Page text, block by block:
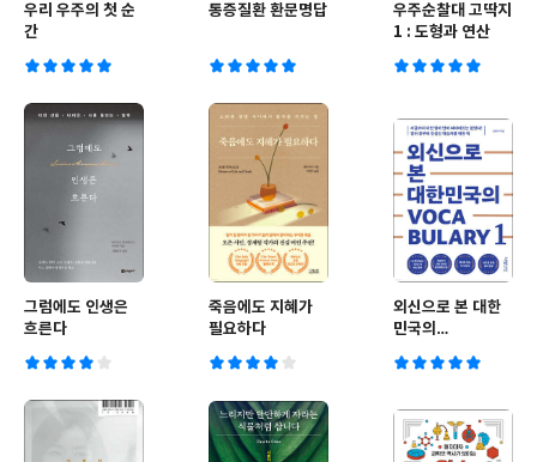
우리 우주의 첫 순
간
통증질환 환문명답
우주순찰대 고딱지
1 : 도형과 연산
그럼에도 인생은
흐른다
죽음에도 지혜가
필요하다
외신으로 본 대한
민국의